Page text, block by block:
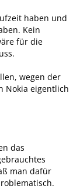
haben und
Kein
für die
wegen der
Nokia eigentlich
das
man dafür